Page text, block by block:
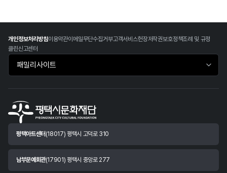
개인정보처리방침이용약관이메일무단수집거부고객서비스헌장저작권보호정책조례 및 규정
클린신고센터
패밀리사이트 바로가기
평택아트센터 (18017) 평택시 고덕로 310
남부문예회관(17901) 평택시 중앙로 277